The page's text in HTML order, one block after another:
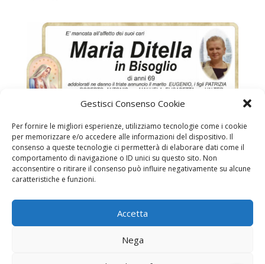
Gestisci Consenso Cookie
Per fornire le migliori esperienze, utilizziamo tecnologie come i cookie
per memorizzare e/o accedere alle informazioni del dispositivo. Il
consenso a queste tecnologie ci permetterà di elaborare dati come il
comportamento di navigazione o ID unici su questo sito. Non
acconsentire o ritirare il consenso può influire negativamente su alcune
caratteristiche e funzioni.
Accetta
Nega
Necrologi Casale Monferrato
Necrologi Piemonte